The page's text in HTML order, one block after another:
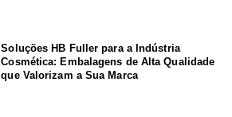
Soluções HB Fuller para a Indústria
Cosmética: Embalagens de Alta Qualidade
que Valorizam a Sua Marca